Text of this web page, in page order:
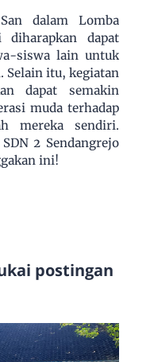
dalam Lomba
diharapkan dapat
siswa lain untuk
Selain itu, kegiatan
dapat semakin
muda terhadap
mereka sendiri.
2 Sendangrejo
ini!
postingan